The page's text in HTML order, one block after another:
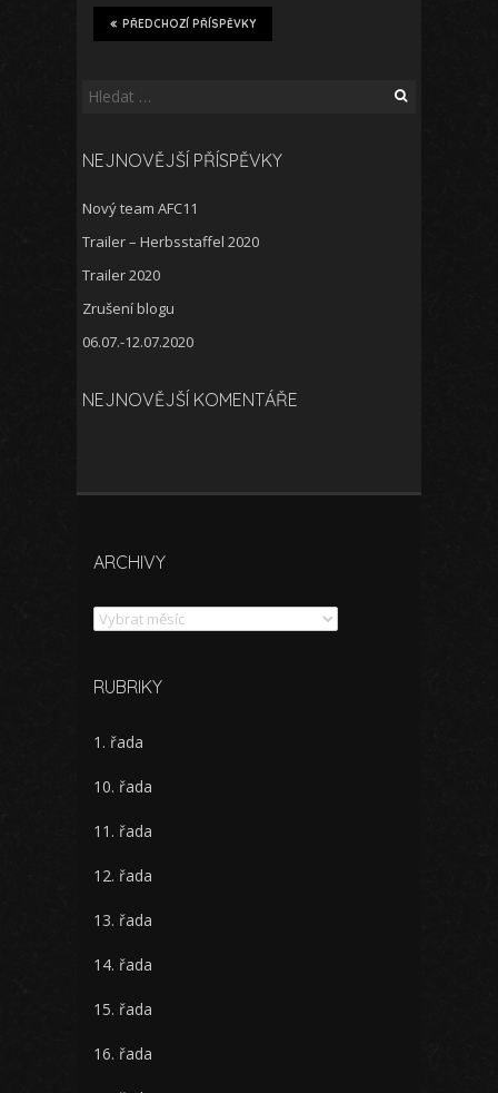
PŘEDCHOZÍ PŘÍSPĚVKY
Vyhledávání
NEJNOVĚJŠÍ PŘÍSPĚVKY
Nový team AFC11
Trailer – Herbsstaffel 2020
Trailer 2020
Zrušení blogu
06.07.-12.07.2020
NEJNOVĚJŠÍ KOMENTÁŘE
ARCHIVY
Archivy
RUBRIKY
1. řada
10. řada
11. řada
12. řada
13. řada
14. řada
15. řada
16. řada